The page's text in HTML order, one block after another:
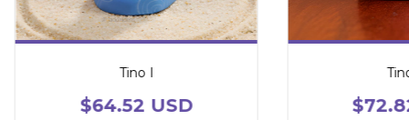
Tino I
$64.52 USD